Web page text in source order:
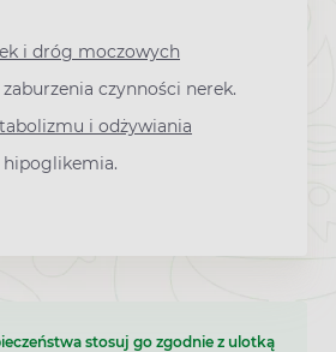
i dróg moczowych
czynności nerek.
i odżywiania
hipoglikemia.
stosuj go zgodnie z ulotką